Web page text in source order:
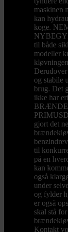
maskinen
kan
koge.
til både
modeller
og stabile
brug. Det
ikke har
gjort det
til
på en
kan
også
under
og fylder
er også
skal stå
Kontakt